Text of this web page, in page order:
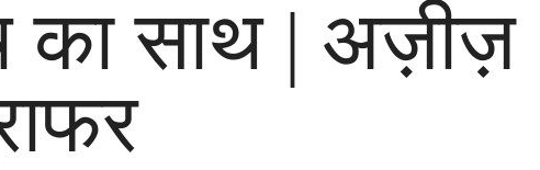
का साथ | अज़ीज़